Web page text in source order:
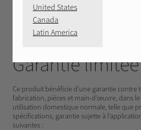
GARANTIE
Amérique du
Garantie limitée
Ce produit bénéficie d’une garantie contre
fabrication, pièces et main-d’œuvre, dans le
utilisation domestique normale, telle que
spécifications, garantie sujette à
suivantes :
United States
Canada
Latin America